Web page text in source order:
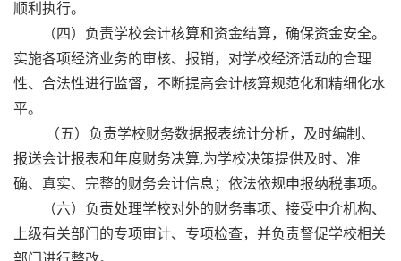
顺利执行。
（四）负责学校会计核算和资金结算，确保资金安全。
实施各项经济业务的审核、报销，对学校经济活动的合理
性、合法性进行监督，不断提高会计核算规范化和精细化水
平。
（五）负责学校财务数据报表统计分析，及时编制、
报送会计报表和年度财务决算,为学校决策提供及时、准
确、真实、完整的财务会计信息；依法依规申报纳税事项。
（六）负责处理学校对外的财务事项、接受中介机构、
上级有关部门的专项审计、专项检查，并负责督促学校相关